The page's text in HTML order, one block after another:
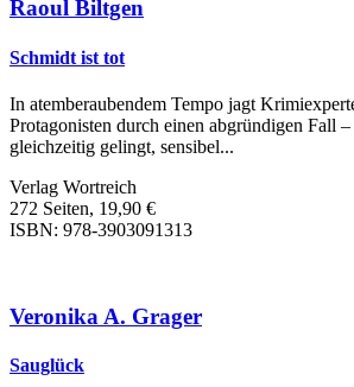
Raoul Biltgen
Schmidt ist tot
In atemberaubendem Tempo jagt
Protagonisten durch einen abgründigen Fall
gleichzeitig gelingt, sensibel...
Verlag Wortreich
272 Seiten, 19,90 €
ISBN: 978-3903091313
Veronika A. Grager
Sauglück